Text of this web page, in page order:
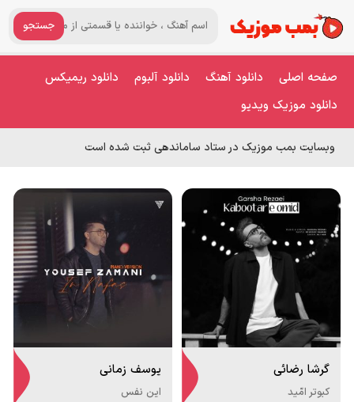
جستجو
صفحه اصلی دانلود آهنگ دانلود آلبوم
دانلود ریمیکس
دانلود موزیک ویدیو
وبسایت بمب موزیک در ستاد ساماندهی ثبت شده است
گرشا رضائی
کبوتر امّید
یوسف زمانی
این نفس